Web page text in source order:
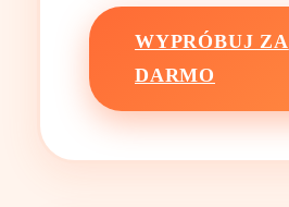
WYPRÓBUJ ZA
DARMO